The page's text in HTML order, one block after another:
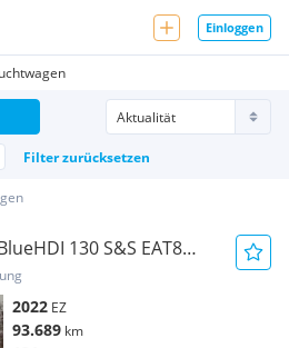
Einloggen
Filter zurücksetzen
130 S&S EAT8
2022 EZ
93.689 km